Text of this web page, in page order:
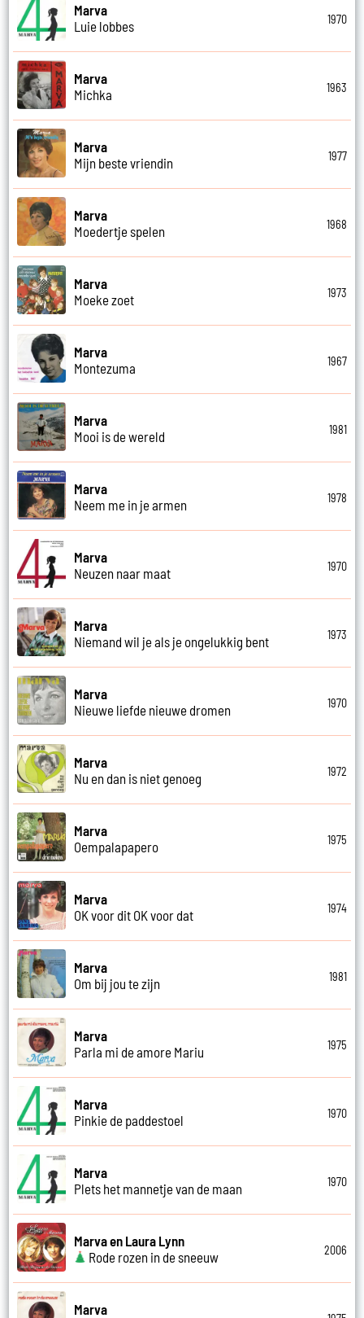
Marva
Luie lobbes
1970
Marva
Michka
1963
Marva
Mijn beste vriendin
1977
Marva
Moedertje spelen
1968
Marva
Moeke zoet
1973
Marva
Montezuma
1967
Marva
Mooi is de wereld
1981
Marva
Neem me in je armen
1978
Marva
Neuzen naar maat
1970
Marva
Niemand wil je als je ongelukkig bent
1973
Marva
Nieuwe liefde nieuwe dromen
1970
Marva
Nu en dan is niet genoeg
1972
Marva
Oempalapapero
1975
Marva
OK voor dit OK voor dat
1974
Marva
Om bij jou te zijn
1981
Marva
Parla mi de amore Mariu
1975
Marva
Pinkie de paddestoel
1970
Marva
Plets het mannetje van de maan
1970
Marva en Laura Lynn
Rode rozen in de sneeuw
2006
Marva